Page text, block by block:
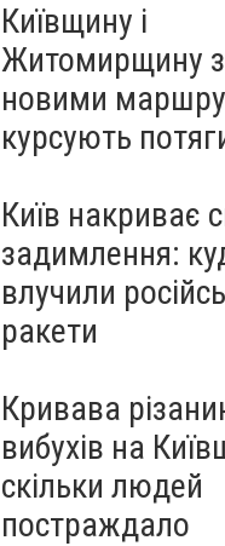
Київщину і
Житомирщину
новими
курсують
Київ накриває
задимлення:
влучили
ракети
Кривава
вибухів на
скільки людей
постраждало